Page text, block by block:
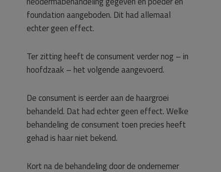
foundation aangeboden. Dit had allemaal
echter geen effect.
Ter zitting heeft de consument verder nog – in
hoofdzaak – het volgende aangevoerd.
De consument is eerder aan de haargroei
behandeld. Dat had echter geen effect. Welke
behandeling de consument toen precies heeft
gehad is haar niet bekend.
Kort na de behandeling door de ondernemer